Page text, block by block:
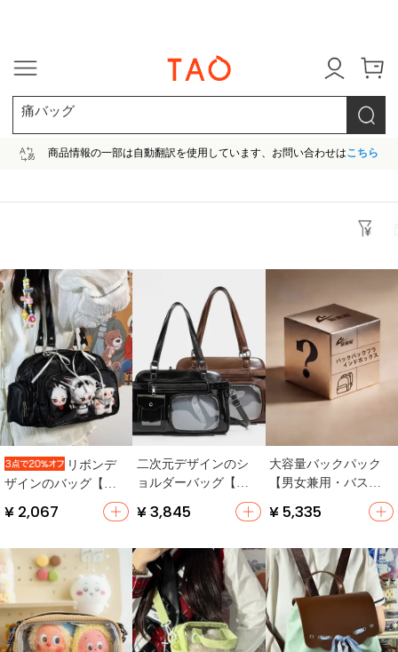
痛バッグ
商品情報の一部は自動翻訳を使用しています、お問い合わせはこちら
リボンデ
ザインのバッグ【デ
イリーユース・ショ
ルダー・通勤向け】
¥ 2,067
二次元デザインのシ
ョルダーバッグ【暗
格子付き・ライブ鑑
賞や追っかけに最
¥ 3,845
大容量バックパック
【男女兼用・バスケ
ットボール・バドミ
ントン対応】
¥ 5,335